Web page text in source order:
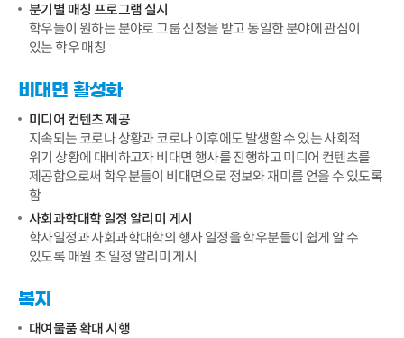
분기별 매칭 프로그램 실시
학우들이 원하는 분야로 그룹 신청을 받고 동일한 분야에 관심이
있는 학우 매칭
비대면 활성화
미디어 컨텐츠 제공
지속되는 코로나 상황과 코로나 이후에도 발생할 수 있는 사회적
위기 상황에 대비하고자 비대면 행사를 진행하고 미디어 컨텐츠를
제공함으로써 학우분들이 비대면으로 정보와 재미를 얻을 수 있도록
함
사회과학대학 일정 알리미 게시
학사일정과 사회과학대학의 행사 일정을 학우분들이 쉽게 알 수
있도록 매월 초 일정 알리미 게시
복지
대여물품 확대 시행